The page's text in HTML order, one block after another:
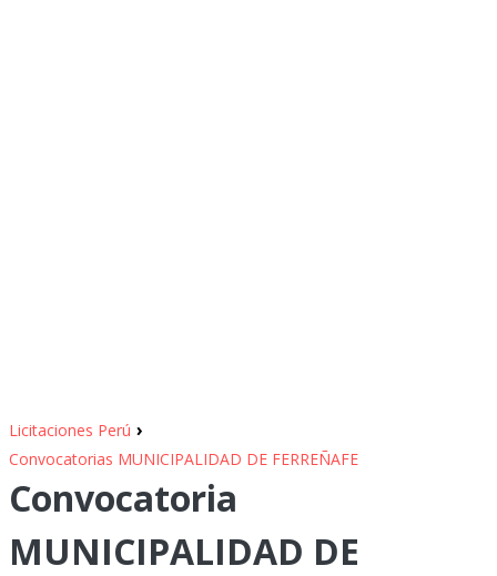
Licitaciones Perú ›
Convocatorias MUNICIPALIDAD DE FERREÑAFE
Convocatoria
MUNICIPALIDAD DE